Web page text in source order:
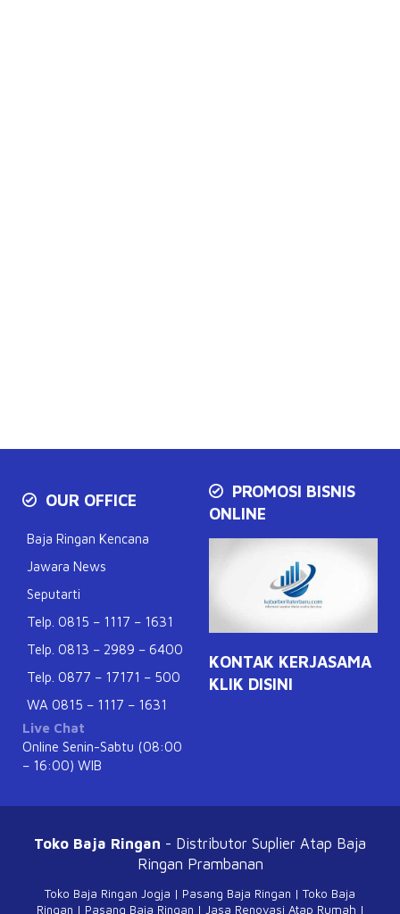
OUR OFFICE
Baja Ringan Kencana
Jawara News
Seputarti
Telp. 0815 – 1117 – 1631
Telp. 0813 – 2989 – 6400
Telp. 0877 – 17171 – 500
WA 0815 – 1117 – 1631
Live Chat
Online Senin-Sabtu (08:00
– 16:00) WIB
PROMOSI BISNIS
ONLINE
KONTAK KERJASAMA
KLIK DISINI
Toko Baja Ringan - Distributor Suplier Atap Baja
Ringan Prambanan
Toko Baja Ringan Jogja | Pasang Baja Ringan | Toko Baja
Ringan | Pasang Baja Ringan | Jasa Renovasi Atap Rumah |